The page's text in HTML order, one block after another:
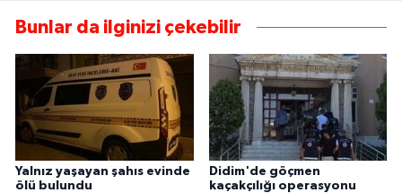
Bunlar da ilginizi çekebilir
Yalnız yaşayan şahıs evinde
ölü bulundu
Didim'de göçmen
kaçakçılığı operasyonu